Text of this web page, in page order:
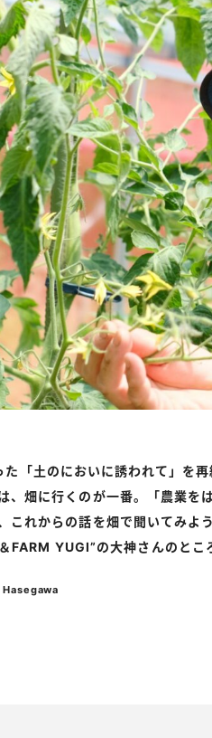
「土のにおいに誘われて」を
、畑に行くのが一番。「農業を
これからの話を畑で聞いてみよう
FARM YUGI”の大神さんのとこ
Hasegawa